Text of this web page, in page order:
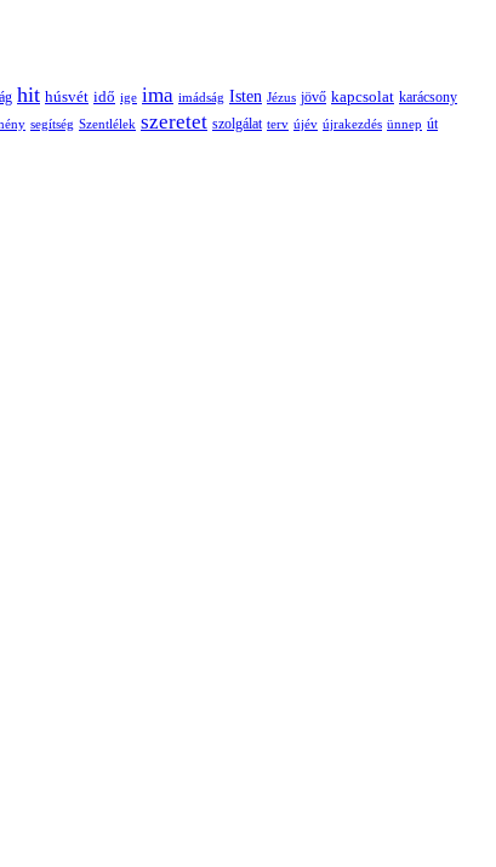
hit húsvét idő ige ima imádság Isten Jézus jövő kapcsolat karácsony
segítség Szentlélek szeretet szolgálat terv újév újrakezdés ünnep út